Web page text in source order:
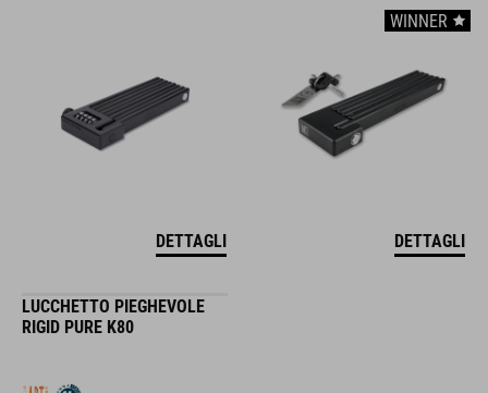
DETTAGLI
WINNER
DETTAGLI
LUCCHETTO PIEGHEVOLE
RIGID PURE K80